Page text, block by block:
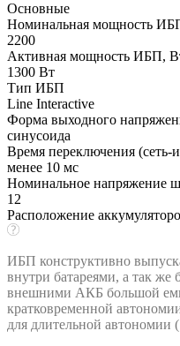
Основные
Номинальная мощность
2200
Активная мощность ИБП,
1300 Вт
Тип ИБП
Line Interactive
Форма выходного
синусоида
Время переключения (сеть-
менее 10 мс
Номинальное напряжение
12
Расположение
ИБП конструктивно
внутри батареями, а так же
внешними АКБ большой
кратковременной
для длительной автономии